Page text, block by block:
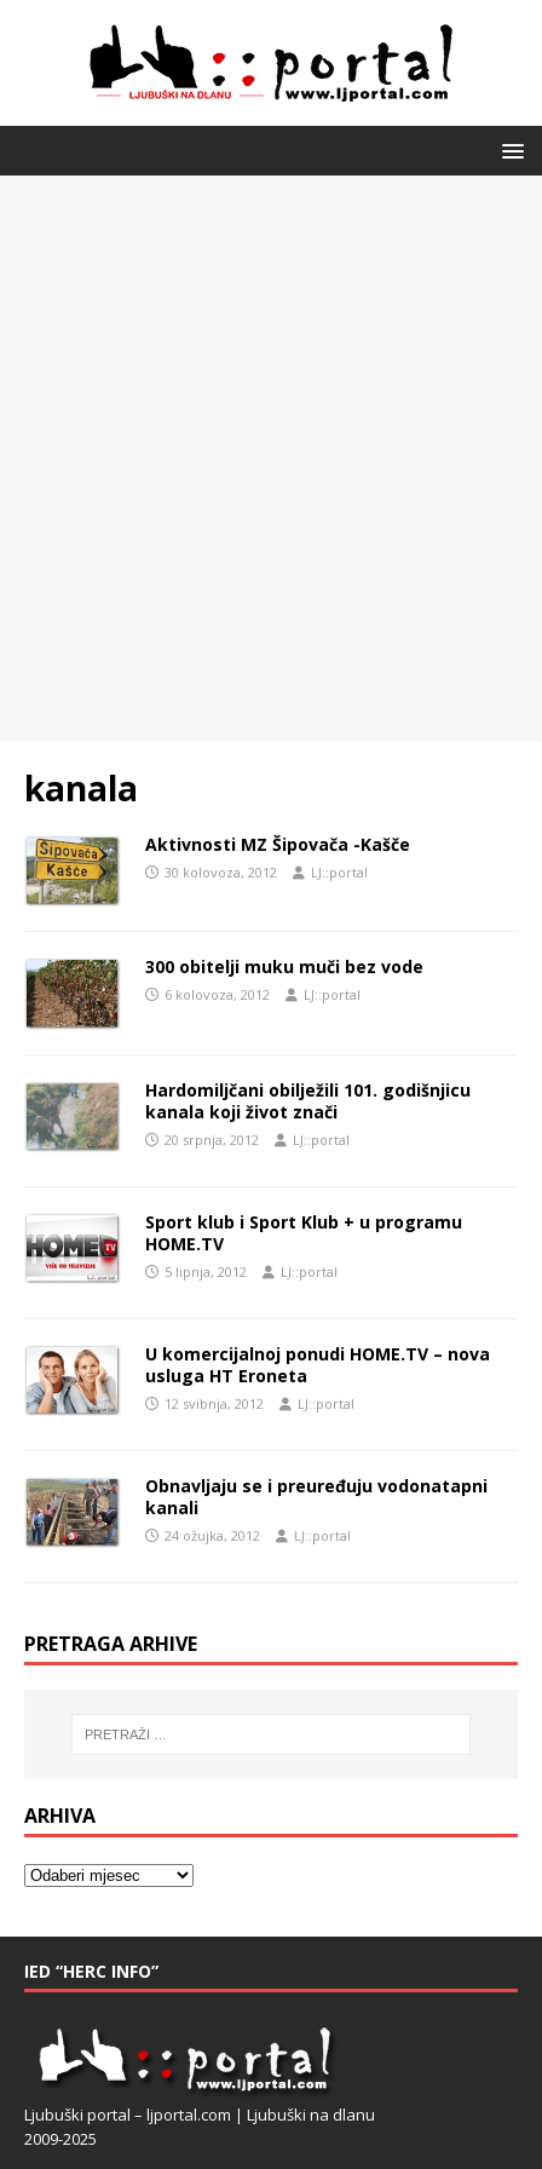
kanala
Aktivnosti MZ Šipovača -Kašče
30 kolovoza, 2012 LJ::portal
300 obitelji muku muči bez vode
6 kolovoza, 2012 LJ::portal
Hardomiljčani obilježili 101. godišnjicu
kanala koji život znači
20 srpnja, 2012 LJ::portal
Sport klub i Sport Klub + u programu
HOME.TV
5 lipnja, 2012 LJ::portal
U komercijalnoj ponudi HOME.TV – nova
usluga HT Eroneta
12 svibnja, 2012 LJ::portal
Obnavljaju se i preuređuju vodonatapni
kanali
24 ožujka, 2012 LJ::portal
PRETRAGA ARHIVE
ARHIVA
IED “HERC INFO”
Ljubuški portal – ljportal.com | Ljubuški na dlanu
2009-2025